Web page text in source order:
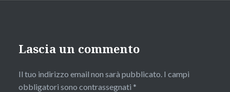
Lascia un commento
Il tuo indirizzo email non sarà pubblicato. I campi
obbligatori sono contrassegnati *